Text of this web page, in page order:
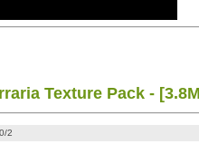
Texture Pack -
/2